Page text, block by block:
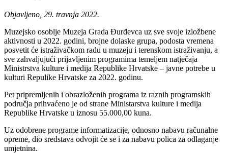
Objavljeno, 29. travnja 2022.
Muzejsko osoblje Muzeja Grada Đurđevca uz sve svoje izložbene
aktivnosti u 2022. godini, brojne dolaske grupa, podosta vremena
posvetit će istraživačkom radu u muzeju i terenskom istraživanju, a
sve zahvaljujući prijavljenim programima temeljem natječaja
Ministrstva kulture i medija Republike Hrvatske – javne potrebe u
kulturi Repulike Hrvatske za 2022. godinu.
Pet pripremljenih i obrazloženih programa iz raznih programskih
područja prihvaćeno je od strane Ministarstva kulture i medija
Republike Hrvatske u iznosu 55.000,00 kuna.
Uz odobrene programe informatizacije, odnosno nabavu računalne
opreme, dio sredstava odvojit će se i za nabavu polica za odlaganje
umjetnina.